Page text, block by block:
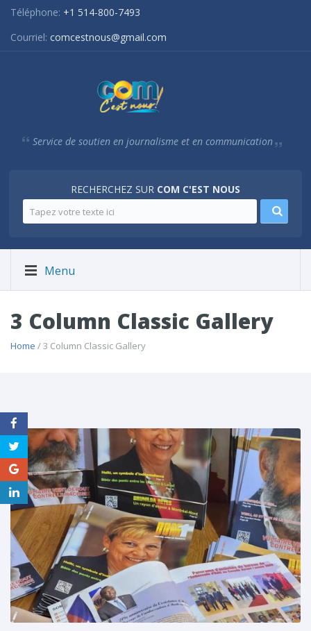
Téléphone: +1 514-800-7493
Courriel: comcestnous@gmail.com
Service de soutien en journalisme et en communication
RECHERCHEZ SUR COM C'EST NOUS
Menu
3 Column Classic Gallery
Home / 3 Column Classic Gallery